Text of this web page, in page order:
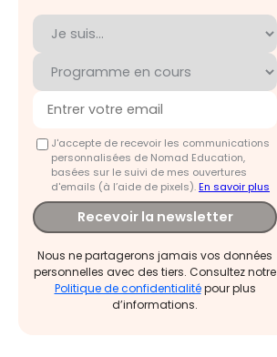
J'accepte de recevoir les communications
personnalisées de Nomad Education,
basées sur le suivi de mes ouvertures
d'emails (à l’aide de pixels).En savoir plus
Recevoir la newsletter
Nous ne partagerons jamais vos données
personnelles avec des tiers. Consultez notre
Politique de confidentialitépour plus
d’informations.